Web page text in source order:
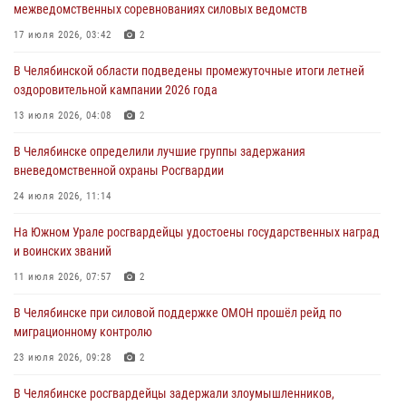
Донецкой Народной Республике
31 июля 2026, 11:33
Росгвардия обеспечивает безопасность граждан на южном
направлении
31 июля 2026, 11:32
В Уральском округе Росгвардии состоялось заседание
оперативного штаба
30 июля 2026, 10:53
межведомственных соревнованиях силовых ведомств
17 июля 2026, 03:42 2
В Челябинской области подведены промежуточные итоги летней
оздоровительной кампании 2026 года
13 июля 2026, 04:08 2
В Челябинске определили лучшие группы задержания
вневедомственной охраны Росгвардии
24 июля 2026, 11:14
На Южном Урале росгвардейцы удостоены государственных наград
и воинских званий
11 июля 2026, 07:57 2
В Челябинске при силовой поддержке ОМОН прошёл рейд по
миграционному контролю
23 июля 2026, 09:28 2
В Челябинске росгвардейцы задержали злоумышленников,